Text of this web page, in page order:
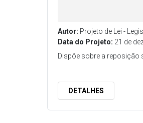
Autor: Projeto de Lei -
Data do Projeto: 21 de
Dispõe sobre a reposição
DETALHES